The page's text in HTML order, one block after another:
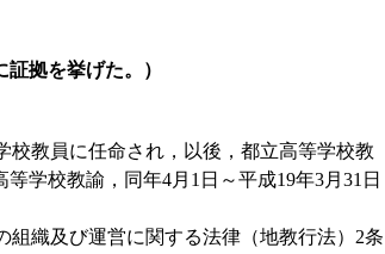
拠を挙げた。）
教員に任命され，以後，都立高等学校教
学校教諭，同年4月1日～平成19年3月31日
織及び運営に関する法律（地教行法）2条